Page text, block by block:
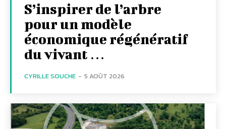
S’inspirer de l’arbre
pour un modèle
économique régénératif
du vivant …
CYRILLE SOUCHE - 5 AOÛT 2026